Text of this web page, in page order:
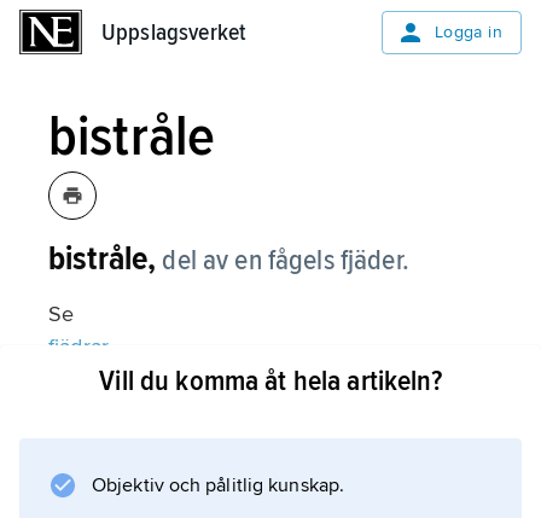
Uppslagsverket Logga in
bistråle
bistråle, del av en fågels fjäder.
Se
fjädrar
Information om artikeln
Vill du komma åt hela artikeln?
Objektiv och pålitlig kunskap.